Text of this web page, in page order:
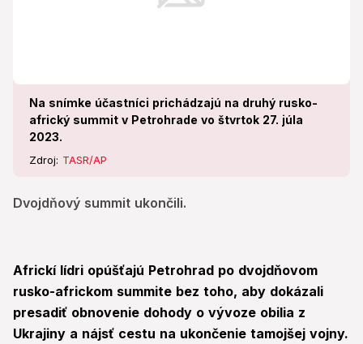
Na snímke účastníci prichádzajú na druhý rusko-
africký summit v Petrohrade vo štvrtok 27. júla
2023.
Zdroj: TASR/AP
Dvojdňový summit ukončili.
Africkí lídri opúšťajú Petrohrad po dvojdňovom
rusko-africkom summite bez toho, aby dokázali
presadiť obnovenie dohody o vývoze obilia z
Ukrajiny a nájsť cestu na ukončenie tamojšej vojny.